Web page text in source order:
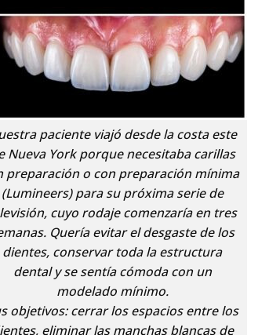
paciente viajó desde la costa este
Nueva York porque necesitaba carillas
preparación o con preparación mínima
(Lumineers) para su próxima serie de
cuyo rodaje comenzaría en tres
Quería evitar el desgaste de los
dientes, conservar toda la estructura
dental y se sentía cómoda con un
modelado mínimo.
objetivos: cerrar los espacios entre los
eliminar las manchas blancas de